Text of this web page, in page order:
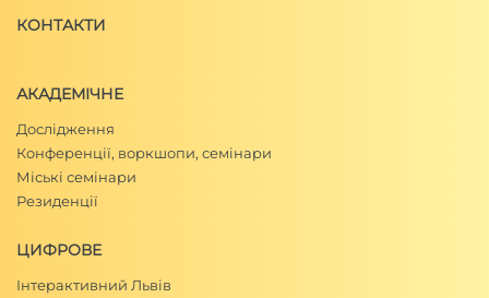
КОНТАКТИ
АКАДЕМІЧНЕ
Дослідження
Конференції, воркшопи, семінари
Міські семінари
Резиденції
ЦИФРОВЕ
Інтерактивний Львів